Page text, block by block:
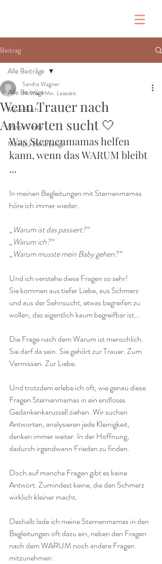
Beitrag
Alle Beiträge
Mein Buch
Meine Texte
Mein(e) Beruf(ung)
Alle Beiträge
Wenn Trauer nach
Antworten sucht 🤍
Sandra Wagner
19. Mai1 Min. Lesezeit
Was Sternenmamas helfen
kann, wenn das WARUM bleibt
...
In meinen Begleitungen mit Sternenmamas
höre ich immer wieder:
„Warum ist das passiert?“
„Warum ich?“
„Warum musste mein Baby gehen?“
Und ich verstehe diese Fragen so sehr!
Sie kommen aus tiefer Liebe, aus Schmerz
und aus der Sehnsucht, etwas begreifen zu
wollen, das eigentlich kaum begreifbar ist...
Die Frage nach dem Warum ist menschlich.
Sie darf da sein. Sie gehört zur Trauer. Zum
Vermissen. Zur Liebe.
Und trotzdem erlebe ich oft, wie genau diese
Fragen Sternenmamas in ein endloses
Gedankenkarussell ziehen. Wir suchen
Antworten, analysieren jede Kleinigkeit,
denken immer weiter. In der Hoffnung,
dadurch irgendwann Frieden zu finden.
Doch auf manche Fragen gibt es keine
Antwort. Zumindest keine, die den Schmerz
wirklich kleiner macht.
Deshalb lade ich meine Sternenmamas in den
Begleitungen oft dazu ein, neben den Fragen
nach dem WARUM noch andere Fragen
mitzunehmen: